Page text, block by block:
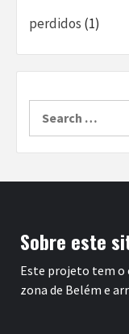
perdidos (1)
Sobre este
Este projeto tem o
zona de Belém e